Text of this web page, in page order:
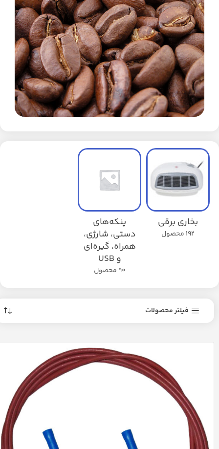
بخاری برقی
192 محصول
پنکه‌های
دستی، شارژی،
همراه، گیره‌ای
و USB
90 محصول
فیلتر محصولات